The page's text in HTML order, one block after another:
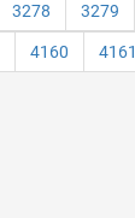
3278 3279
4160 4161